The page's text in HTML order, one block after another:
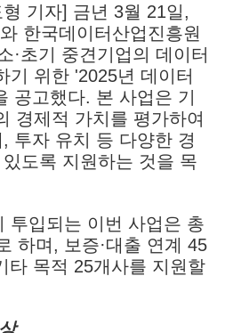
기자] 금년 3월 21일,
한국데이터산업진흥원
·초기 중견기업의 데이터
기 위한 '2025년 데이터
공고했다. 본 사업은 기
경제적 가치를 평가하여
투자 유치 등 다양한 경
도록 지원하는 것을 목
투입되는 이번 사업은 총
하며, 보증·대출 연계 45
타 목적 25개사를 지원할